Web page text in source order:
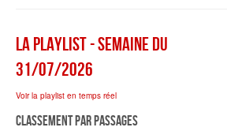
La Playlist - semaine du
31/07/2026
Voir la playlist en temps réel
Classement par passages